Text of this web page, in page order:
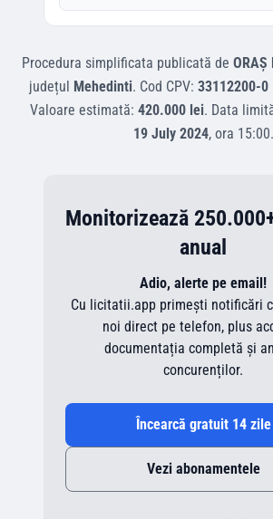
Procedura simplificata publicată de ORAȘ
județul Mehedinti. Cod CPV: 33112200-0
Valoare estimată: 420.000 lei. Data
19 July 2024, ora 15:00.
Monitorizează
anual
Adio, alerte pe email!
Cu licitatii.app primești notificări
noi direct pe telefon, plus
documentația completă și
concurenților.
Încearcă gratuit 14 zile
Vezi abonamentele